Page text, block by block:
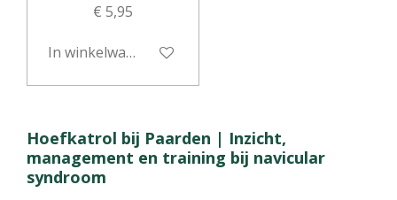
€ 5,95
In winkelwagen
Hoefkatrol bij Paarden | Inzicht,
management en training bij navicular
syndroom